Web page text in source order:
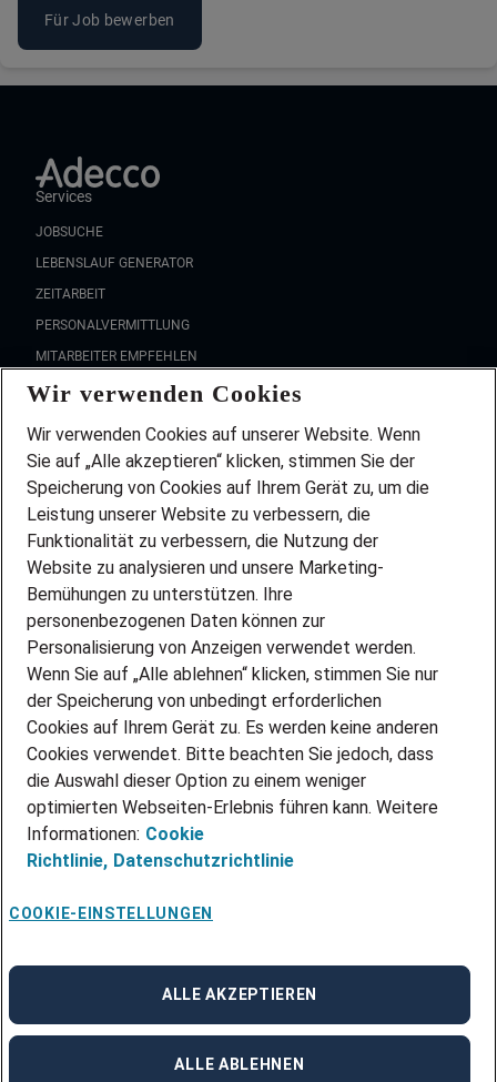
Für Job bewerben
Services
JOBSUCHE
LEBENSLAUF GENERATOR
ZEITARBEIT
PERSONALVERMITTLUNG
MITARBEITER EMPFEHLEN
FAQ
Wir stellen ein!
DEINE BERUFSGRUPPE
DEINE LEBENSSITUATION
PARTNERSHIP WITH AIRBUS
INITIATIV BEWERBEN
ÜBER UNS
STANDORTE
BLOG
PRESSE
KONTAKT
@Adecco 2026
IMPRESSUM
DATENSCHUTZ
NUTZUNGSBEDINGUNGEN
COOKIE-RICHTLINIEN
BESCHWERDESTELLE
linkedinFacebook
Instagram
Wir verwenden Cookies
Wir verwenden Cookies auf unserer Website. Wenn
Sie auf „Alle akzeptieren“ klicken, stimmen Sie der
Speicherung von Cookies auf Ihrem Gerät zu, um die
Leistung unserer Website zu verbessern, die
Funktionalität zu verbessern, die Nutzung der
Website zu analysieren und unsere Marketing-
Bemühungen zu unterstützen. Ihre
personenbezogenen Daten können zur
Personalisierung von Anzeigen verwendet werden.
Wenn Sie auf „Alle ablehnen“ klicken, stimmen Sie nur
der Speicherung von unbedingt erforderlichen
Cookies auf Ihrem Gerät zu. Es werden keine anderen
Cookies verwendet. Bitte beachten Sie jedoch, dass
die Auswahl dieser Option zu einem weniger
optimierten Webseiten-Erlebnis führen kann. Weitere
Informationen: Cookie
Richtlinie, Datenschutzrichtlinie
COOKIE-EINSTELLUNGEN
ALLE ABLEHNEN
ALLE AKZEPTIEREN